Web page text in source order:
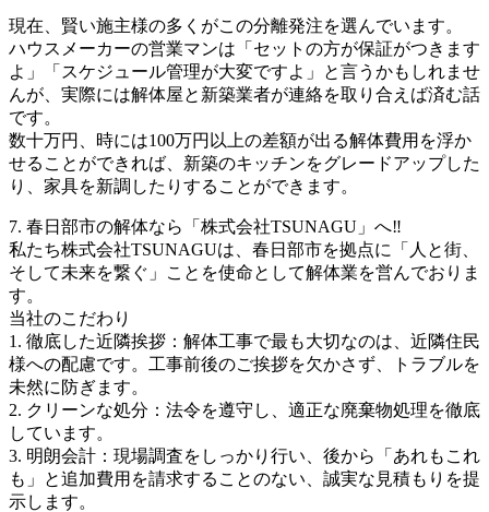
現在、賢い施主様の多くがこの分離発注を選んでいます。
ハウスメーカーの営業マンは「セットの方が保証がつきます
よ」「スケジュール管理が大変ですよ」と言うかもしれませ
んが、実際には解体屋と新築業者が連絡を取り合えば済む話
です。
数十万円、時には100万円以上の差額が出る解体費用を浮か
せることができれば、新築のキッチンをグレードアップした
り、家具を新調したりすることができます。
7. 春日部市の解体なら「株式会社TSUNAGU」へ‼️
私たち株式会社TSUNAGUは、春日部市を拠点に「人と街、
そして未来を繋ぐ」ことを使命として解体業を営んでおりま
す。
当社のこだわり
1. 徹底した近隣挨拶：解体工事で最も大切なのは、近隣住民
様への配慮です。工事前後のご挨拶を欠かさず、トラブルを
未然に防ぎます。
2. クリーンな処分：法令を遵守し、適正な廃棄物処理を徹底
しています。
3. 明朗会計：現場調査をしっかり行い、後から「あれもこれ
も」と追加費用を請求することのない、誠実な見積もりを提
示します。